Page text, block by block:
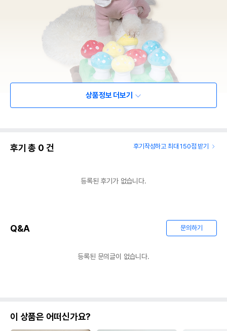
상품정보 더보기
후기 총 0 건 후기작성하고 최대 150점 받기
등록된 후기가 없습니다.
Q&A 문의하기
등록된 문의글이 없습니다.
이 상품은 어떠신가요?